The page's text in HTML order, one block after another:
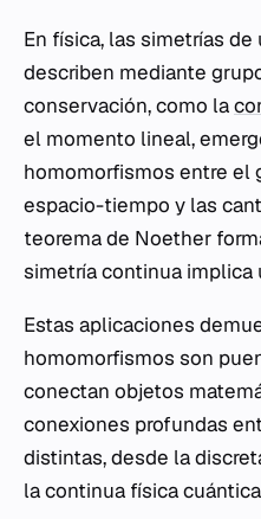
En física, las simetrías
describen mediante
conservación, como la
el momento lineal,
homomorfismos entre el
espacio-tiempo y las
teorema de Noether
simetría continua implica
Estas aplicaciones
homomorfismos son
conectan objetos
conexiones profundas
distintas, desde la
la continua física